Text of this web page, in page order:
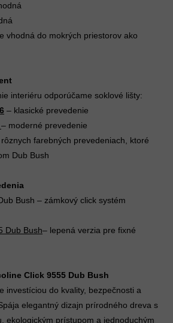
vhodná do mokrých priestorov ako
interiéru odporúčame soklové lišty:
– klasické prevedenie
– moderné prevedenie
farebných prevedeniach, ktoré
Dub Bush
Bush – zámkový click systém
Dub Bush– lepená verzia pre fixné
Click 9555 Dub Bush
investíciou do kvality, bezpečnosti a
elegantný dizajn prírodného dreva s
ekologickým prístupom a jednoduchým